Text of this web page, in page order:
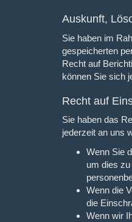
Auskunft,
Sie haben im
gespeicherten
Recht auf
können Sie sich
Recht auf
Sie haben das
jederzeit an uns
Wenn Sie
um dies
Wenn die
die
Wenn wir